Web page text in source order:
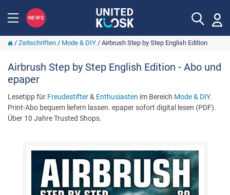
NEWS
/ Zeitschriften/ Mode & DIY/ Airbrush Step by Step English Edition
Airbrush Step by Step English Edition - Abo und
epaper
Lesetipp für Freudestifter& Enthusiasten im Bereich Mode & DIY.
Print-Abo bequem liefern lassen. epaper sofort digital lesen (PDF).
Über 10 Jahre Trusted Shops.